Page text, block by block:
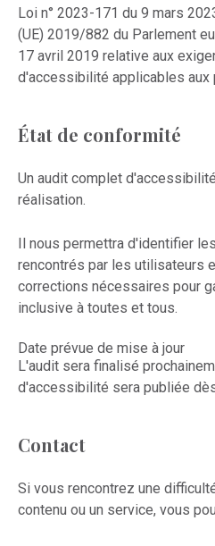
Loi n° 2023-171 du 9 mars
(UE) 2019/882 du Parlement
17 avril 2019 relative aux
d'accessibilité applicables aux
État de conformité
Un audit complet
réalisation.
Il nous permettra d'identifier
rencontrés par les utilisateurs
corrections nécessaires pour
inclusive à toutes et tous.
Date prévue de mise à jour
L'audit sera finalisé
d'accessibilité sera publiée
Contact
Si vous rencontrez une
contenu ou un service, vous